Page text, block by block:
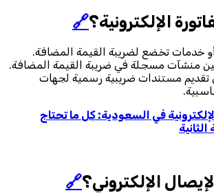
الإلكترونية؟🔗
خدمات تخضع لضريبة القيمة المضافة.
منشآت مسجلة في ضريبة القيمة المضافة.
تقديم مستندات ضريبية رسمية لجهات
الإلكترونية في السعودية: كل ما تحتاج
الإلكتروني؟🔗